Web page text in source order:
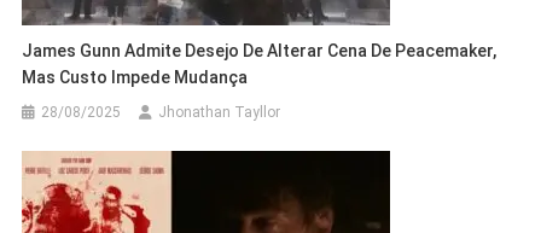
James Gunn Admite Desejo De Alterar Cena De Peacemaker,
Mas Custo Impede Mudança
28/08/2025 Jhonathan Tayllor